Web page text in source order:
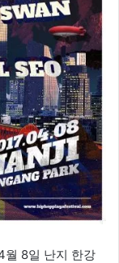
월 8일 난지 한강